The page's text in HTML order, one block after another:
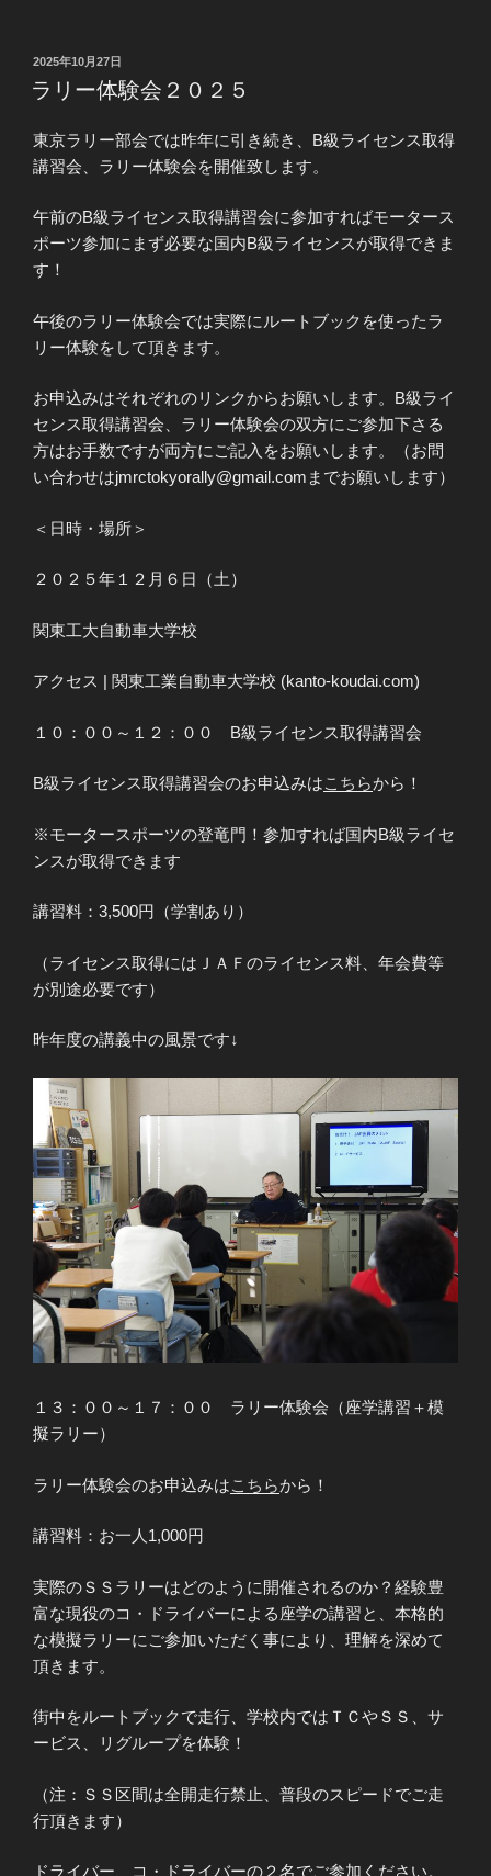
投
稿
日:
2025年10月27日
ラリー体験会２０２５
東京ラリー部会では昨年に引き続き、B級ライセンス取得
講習会、ラリー体験会を開催致します。
午前のB級ライセンス取得講習会に参加すればモータース
ポーツ参加にまず必要な国内B級ライセンスが取得できま
す！
午後のラリー体験会では実際にルートブックを使ったラ
リー体験をして頂きます。
お申込みはそれぞれのリンクからお願いします。B級ライ
センス取得講習会、ラリー体験会の双方にご参加下さる
方はお手数ですが両方にご記入をお願いします。（お問
い合わせはjmrctokyorally@gmail.comまでお願いします）
＜日時・場所＞
２０２５年１２月６日（土）
関東工大自動車大学校
アクセス | 関東工業自動車大学校 (kanto-koudai.com)
１０：００～１２：００ B級ライセンス取得講習会
B級ライセンス取得講習会のお申込みはこちらから！
※モータースポーツの登竜門！参加すれば国内B級ライセ
ンスが取得できます
講習料：3,500円（学割あり）
（ライセンス取得にはＪＡＦのライセンス料、年会費等
が別途必要です）
昨年度の講義中の風景です↓
１３：００～１７：００ ラリー体験会（座学講習＋模
擬ラリー）
ラリー体験会のお申込みはこ ち らから！
講習料：お一人1,000円
実際のＳＳラリーはどのように開催されるのか？経験豊
富な現役のコ・ドライバーによる座学の講習と、本格的
な模擬ラリーにご参加いただく事により、理解を深めて
頂きます。
街中をルートブックで走行、学校内ではＴＣやＳＳ、サ
ービス、リグループを体験！
（注：ＳＳ区間は全開走行禁止、普段のスピードでご走
行頂きます）
ドライバー、コ・ドライバーの２名でご参加ください。